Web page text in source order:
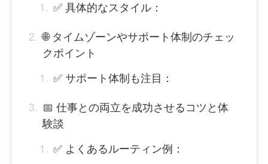
✅ 具体的なスタイル：
🌐 タイムゾーンやサポート体制のチェッ
クポイント
✅ サポート体制も注目：
📅 仕事との両立を成功させるコツと体
験談
✅ よくあるルーティン例：